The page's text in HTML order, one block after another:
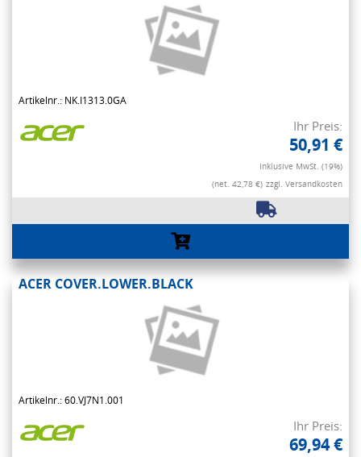
Artikelnr.: NK.I1313.0GA
Ihr Preis:
50,91 €
Inklusive MwSt. (19%)
(net. 42,78 €) zzgl. Versandkosten
ACER COVER.LOWER.BLACK
Artikelnr.: 60.VJ7N1.001
Ihr Preis:
69,94 €